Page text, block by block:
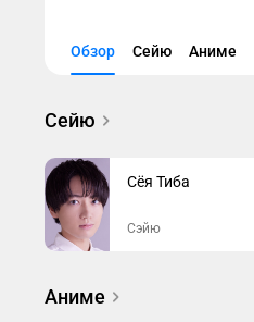
Обзор Сейю Аниме
Сейю
Сёя Тиба
Сэйю
Аниме